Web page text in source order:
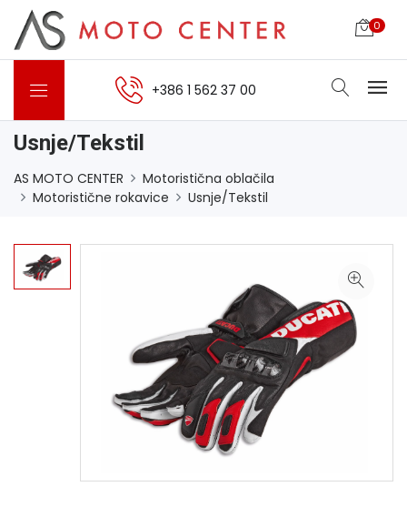
0
+386 1 562 37 00
Usnje/Tekstil
AS MOTO CENTER
Motoristična oblačila
Motoristične rokavice
Usnje/Tekstil